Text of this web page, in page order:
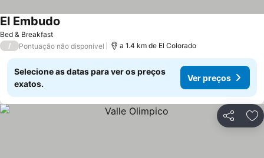
Bed & Breakfast
El Embudo
/ Pontuação não disponível a 1.4 km de El Colorado
Selecione as datas para ver os preços
exatos.
Ver preços
Partilhar